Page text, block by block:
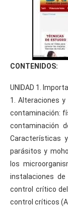
CONTENIDOS:
UNIDAD 1.
1. Alteraciones
contaminación:
contaminación
Características
parásitos y
los
instalaciones
control crítico
control críticos